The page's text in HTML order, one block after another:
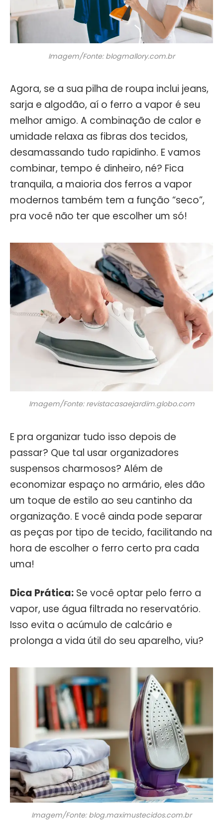
Imagem/Fonte: blogmallory.com.br
Agora, se a sua pilha de roupa inclui jeans,
sarja e algodão, aí o ferro a vapor é seu
melhor amigo. A combinação de calor e
umidade relaxa as fibras dos tecidos,
desamassando tudo rapidinho. E vamos
combinar, tempo é dinheiro, né? Fica
tranquila, a maioria dos ferros a vapor
modernos também tem a função “seco”,
pra você não ter que escolher um só!
Imagem/Fonte: revistacasaejardim.globo.com
E pra organizar tudo isso depois de
passar? Que tal usar organizadores
suspensos charmosos? Além de
economizar espaço no armário, eles dão
um toque de estilo ao seu cantinho da
organização. E você ainda pode separar
as peças por tipo de tecido, facilitando na
hora de escolher o ferro certo pra cada
uma!
Dica Prática: Se você optar pelo ferro a
vapor, use água filtrada no reservatório.
Isso evita o acúmulo de calcário e
prolonga a vida útil do seu aparelho, viu?
Imagem/Fonte: blog.maximustecidos.com.br